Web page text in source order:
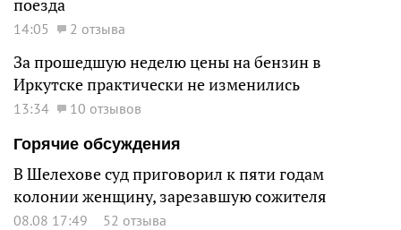
поезда
14:05 2 отзыва
За прошедшую неделю цены на бензин в
Иркутске практически не изменились
13:34
10 отзывов
Горячие обсуждения
В Шелехове суд приговорил к пяти годам
колонии женщину, зарезавшую сожителя
08.08 17:49 52 отзыва